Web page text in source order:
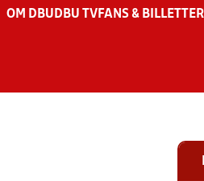
OM DBU DBU TV FANS & BILLETTER